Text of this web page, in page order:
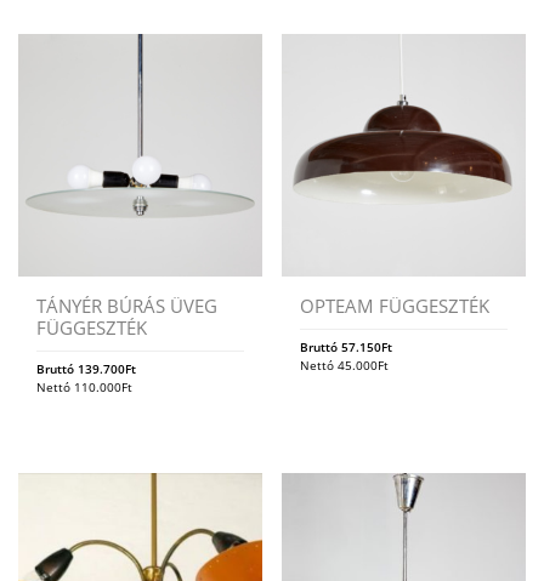
TÁNYÉR BÚRÁS ÜVEG
FÜGGESZTÉK
Bruttó 139.700Ft
Nettó 110.000Ft
OPTEAM FÜGGESZTÉK
Bruttó57.150Ft
Nettó45.000Ft